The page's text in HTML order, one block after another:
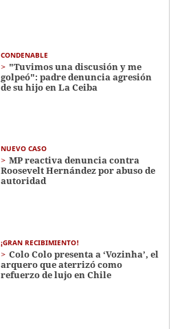
CONDENABLE
"Tuvimos una discusión y me
golpeó": padre denuncia agresión
de su hijo en La Ceiba
NUEVO CASO
MP reactiva denuncia contra
Roosevelt Hernández por abuso de
autoridad
¡GRAN RECIBIMIENTO!
Colo Colo presenta a ‘Vozinha’, el
arquero que aterrizó como
refuerzo de lujo en Chile